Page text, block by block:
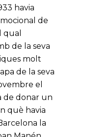
havia
de
qual
de la seva
molt
de la seva
el
de donar un
què havia
la